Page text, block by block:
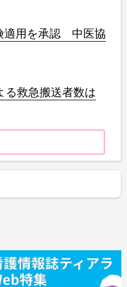
適用を承認 中医協
る救急搬送者数は